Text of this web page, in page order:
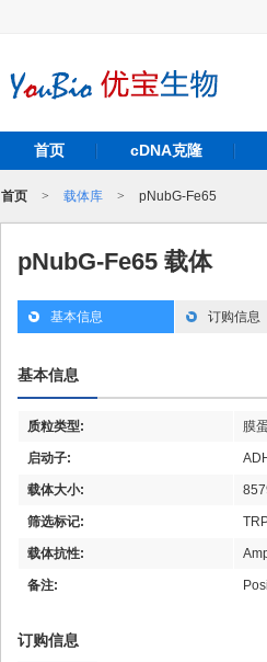
首页 cDNA克隆
首页 > 载体库 > pNubG-Fe65
pNubG-Fe65 载体
基本信息 订购信息
基本信息
质粒类型: 膜
启动子:
载体大小:
筛选标记:
载体抗性:
备注:
订购信息